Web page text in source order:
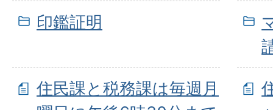
印鑑証明
住民課と税務課は毎週月